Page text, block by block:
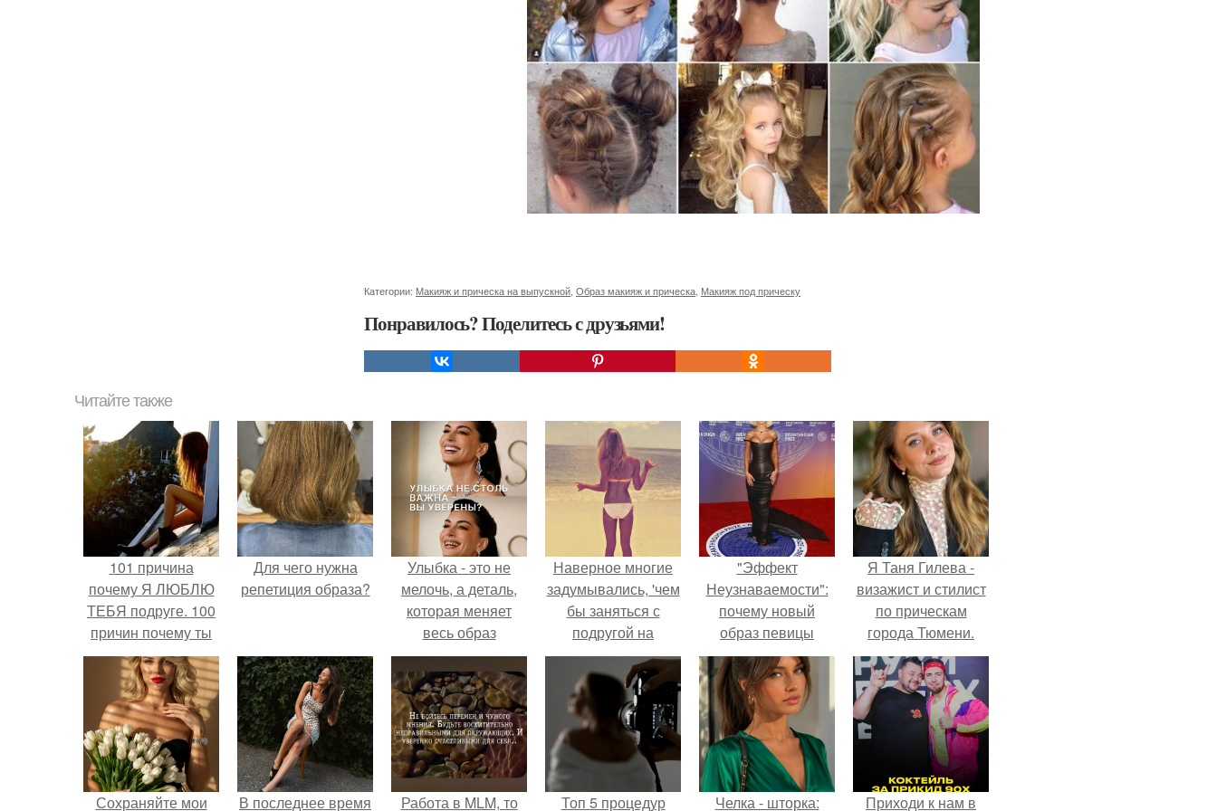
Категории: Макияж и прическа на выпускной Образ макияж и прическа Макияж под прическу
Понравилось? Поделитесь с друзьями!
Читайте также
101 причина
почему Я ЛЮБЛЮ
ТЕБЯ подруге. 100
причин почему ты
моя лучшая
подруга.
Для чего нужна
репетиция образа?
Улыбка - это не
мелочь, а деталь,
которая меняет
весь образ
человека.
Наверное многие
задумывались, 'чем
бы заняться с
подругой на
ночёвке?
"Эффект
Неузнаваемости":
почему новый
образ певицы
вызвал споры о
гранях
возможного?
Я Таня Гилева -
визажист и стилист
по прическам
города Тюмени.
Сохраняйте мои В последнее время Работа в MLM, то Топ 5 процедур Челка - шторка: Приходи к нам в